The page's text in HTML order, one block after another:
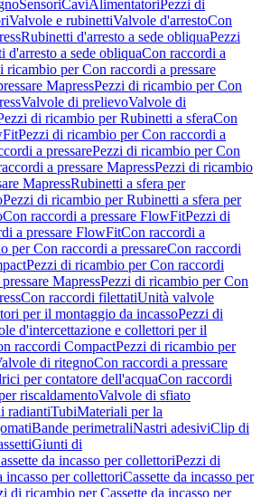
SensoriCaviAlimentatori Pezzi di
Valvole e rubinettiValvole d'arrestoCon
Rubinetti d'arresto a sede obliquaPezzi
a sede obliquaCon raccordi a
ricambio per Con raccordi a pressare
MapressPezzi di ricambio per Con
Valvole di prelievoValvole di
di ricambio per Rubinetti a sferaCon
Pezzi di ricambio per Con raccordi a
a pressarePezzi di ricambio per Con
a pressare MapressPezzi di ricambio
MapressRubinetti a sfera per
Pezzi di ricambio per Rubinetti a sfera per
Con raccordi a pressare FlowFitPezzi di
a pressare FlowFitCon raccordi a
per Con raccordi a pressareCon raccordi
Pezzi di ricambio per Con raccordi
MapressPezzi di ricambio per Con
Con raccordi filettatiUnità valvole
per il montaggio da incassoPezzi di
d'intercettazione e collettori per il
raccordi CompactPezzi di ricambio per
di ritegnoCon raccordi a pressare
per contatore dell'acquaCon raccordi
riscaldamentoValvole di sfiato
radiantiTubiMateriali per la
Bande perimetraliNastri adesiviClip di
Giunti di
da incasso per collettoriPezzi di
incasso per collettoriCassette da incasso per
di ricambio per Cassette da incasso per